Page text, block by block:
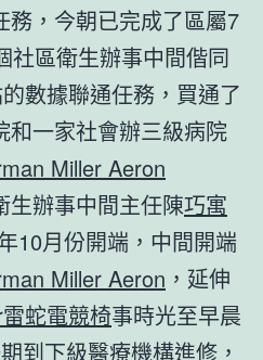
務，今朝已完成了區屬7
社區衛生辦事中間偕同
數據聯通任務，買通了
和一家社會辦三級病院
Miller Aeron
生辦事中間主任陳巧寓
10月份開端，中間開端
Miller Aeron ，延伸
蛇電競椅事時光至早晨
到下級醫療機構進修，